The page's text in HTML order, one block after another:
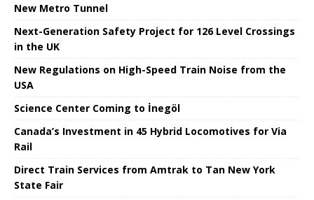
New Metro Tunnel
Next-Generation Safety Project for 126 Level Crossings
in the UK
New Regulations on High-Speed ​​Train Noise from the
USA
Science Center Coming to İnegöl
Canada’s Investment in 45 Hybrid Locomotives for Via
Rail
Direct Train Services from Amtrak to Tan New York
State Fair